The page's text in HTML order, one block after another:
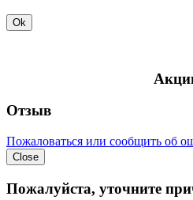
Ok
Отзыв
Пожаловаться или сообщить об
Close
Пожалуйста, уточните